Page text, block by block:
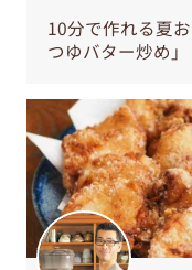
10分で作れる夏
つゆバター炒め」